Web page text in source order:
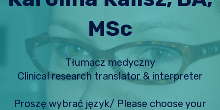
MSc
Tłumacz medyczny
Clinical research translator & interpreter
Proszę wybrać język/ Please choose your